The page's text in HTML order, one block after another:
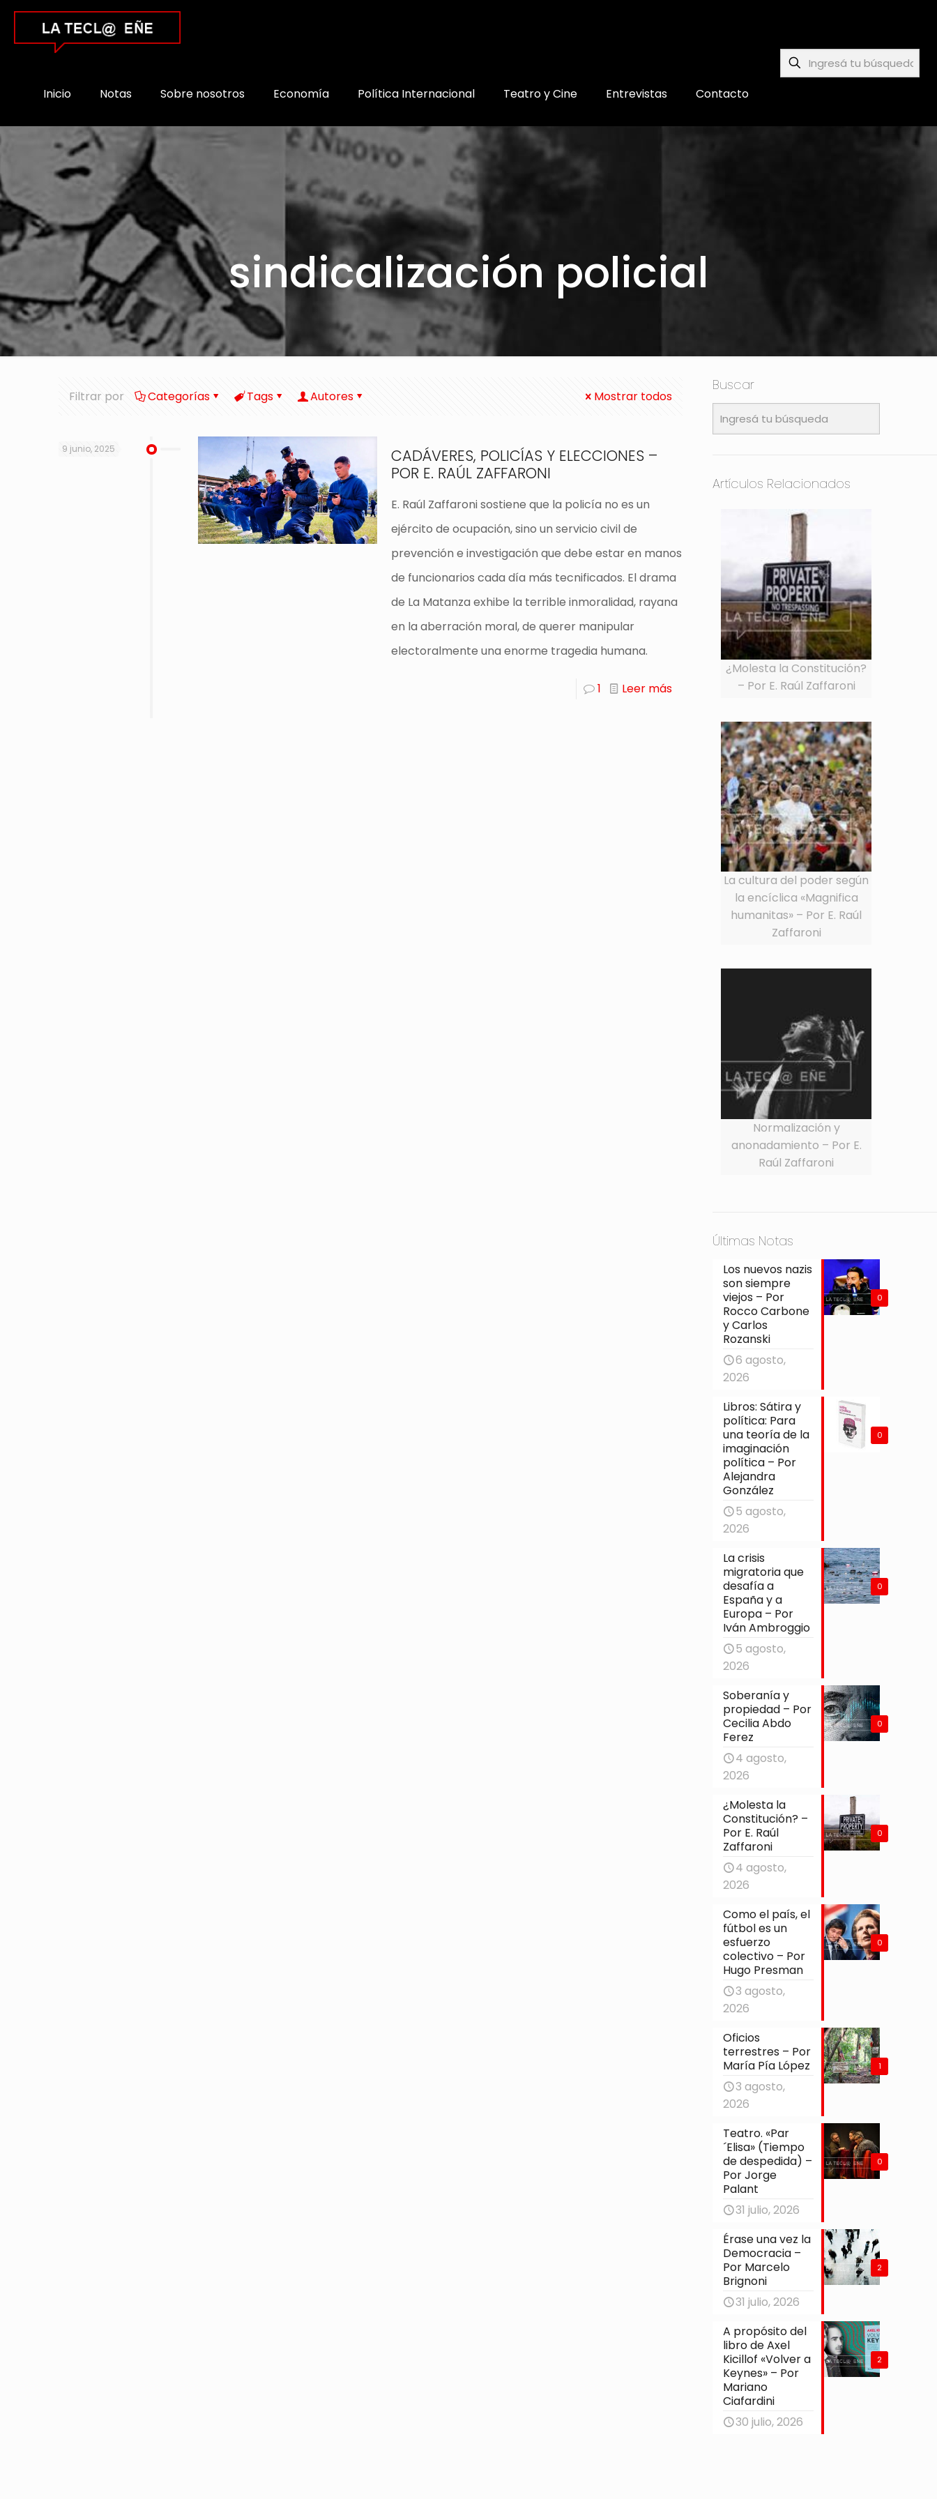
Inicio Notas Sobre nosotros Economía Política Internacional Teatro y Cine Entrevistas Contacto
sindicalización policial
Filtrar por Categorías Tags Autores Mostrar todos
9 junio, 2025
CADÁVERES, POLICÍAS Y ELECCIONES –
POR E. RAÚL ZAFFARONI
E. Raúl Zaffaroni sostiene que la policía no es un
ejército de ocupación, sino un servicio civil de
prevención e investigación que debe estar en manos
de funcionarios cada día más tecnificados. El drama
de La Matanza exhibe la terrible inmoralidad, rayana
en la aberración moral, de querer manipular
electoralmente una enorme tragedia humana.
1 Leer más
Buscar
Artículos Relacionados
¿Molesta la Constitución?
– Por E. Raúl Zaffaroni
La cultura del poder según
la encíclica «Magnifica
humanitas» – Por E. Raúl
Zaffaroni
Normalización y
anonadamiento – Por E.
Raúl Zaffaroni
Últimas Notas
0
Los nuevos nazis
son siempre
viejos – Por
Rocco Carbone
y Carlos
Rozanski
6 agosto,
2026
0
Libros: Sátira y
política: Para
una teoría de la
imaginación
política – Por
Alejandra
González
5 agosto,
2026
0
La crisis
migratoria que
desafía a
España y a
Europa – Por
Iván Ambroggio
5 agosto,
2026
0
Soberanía y
propiedad – Por
Cecilia Abdo
Ferez
4 agosto,
2026
0
¿Molesta la
Constitución? –
Por E. Raúl
Zaffaroni
4 agosto,
2026
0
Como el país, el
fútbol es un
esfuerzo
colectivo – Por
Hugo Presman
3 agosto,
2026
1
Oficios
terrestres – Por
María Pía López
3 agosto,
2026
0
Teatro. «Par
´Elisa» (Tiempo
de despedida) –
Por Jorge
Palant
31 julio, 2026
2
Érase una vez la
Democracia –
Por Marcelo
Brignoni
31 julio, 2026
2
A propósito del
libro de Axel
Kicillof «Volver a
Keynes» – Por
Mariano
Ciafardini
30 julio, 2026